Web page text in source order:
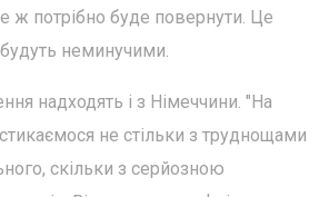
ж потрібно буде повернути. Це
неминучими.
надходять і з Німеччини. "На
не стільки з труднощами
скільки з серйозною